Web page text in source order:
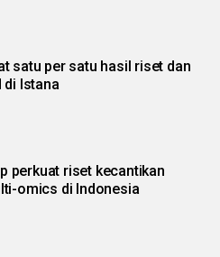
satu per satu hasil riset dan
di Istana
perkuat riset kecantikan
omics di Indonesia